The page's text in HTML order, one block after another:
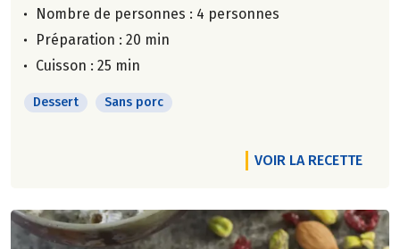
Nombre de personnes : 4 personnes
Préparation : 20 min
Cuisson : 25 min
Dessert Sans porc
VOIR LA RECETTE